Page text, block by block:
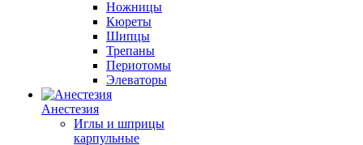
Ножницы
Кюреты
Шипцы
Трепаны
Периотомы
Элеваторы
Анестезия
Иглы и шприцы
карпульные